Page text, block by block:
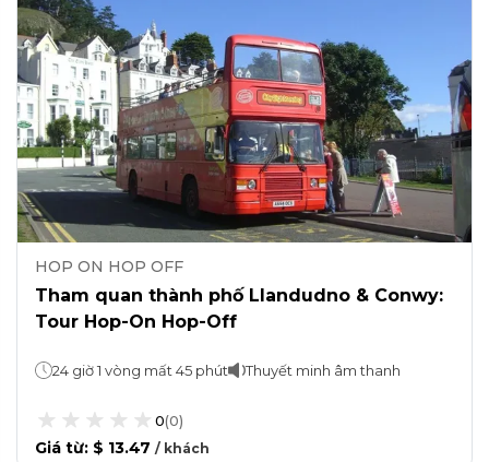
HOP ON HOP OFF
Tham quan thành phố Llandudno & Conwy:
Tour Hop-On Hop-Off
24 giờ 1 vòng mất 45 phút Thuyết minh âm thanh
0(0)
Giá từ: $ 13.47 / khách